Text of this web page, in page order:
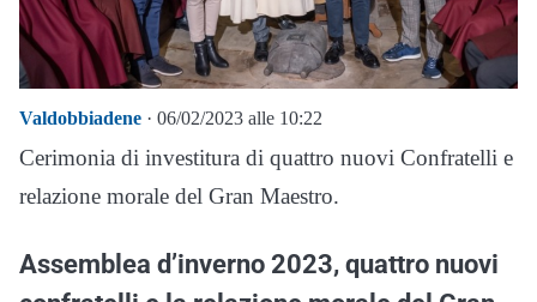
Valdobbiadene · 06/02/2023 alle 10:22
Cerimonia di investitura di quattro nuovi Confratelli e
relazione morale del Gran Maestro.
Assemblea d’inverno 2023, quattro nuovi